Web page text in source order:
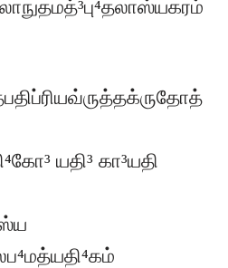
யதி³ கா³யதி